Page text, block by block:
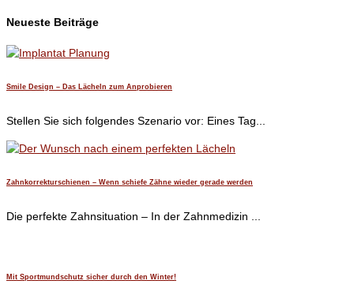
Neueste Beiträge
Smile Design – Das Lächeln zum Anprobieren
Stellen Sie sich folgendes Szenario vor: Eines Tag...
Zahnkorrekturschienen – Wenn schiefe Zähne wieder gerade werden
Die perfekte Zahnsituation – In der Zahnmedizin ...
Mit Sportmundschutz sicher durch den Winter!